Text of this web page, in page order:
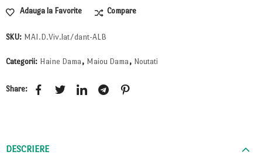
Adauga la Favorite Compare
SKU: MAI.D.Viv.lat/dant-ALB
Categorii: Haine Dama , Maiou Dama , Noutati
Share:
DESCRIERE